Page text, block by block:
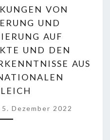
AUSWIRKUNGEN
VON
DIGITALISIERUNG
UND
AUTOMATISIERUNG
AUF
UND
DEN
ERKENNTNISSE
von
und
auf
und den
aus
5. Dezember 2022